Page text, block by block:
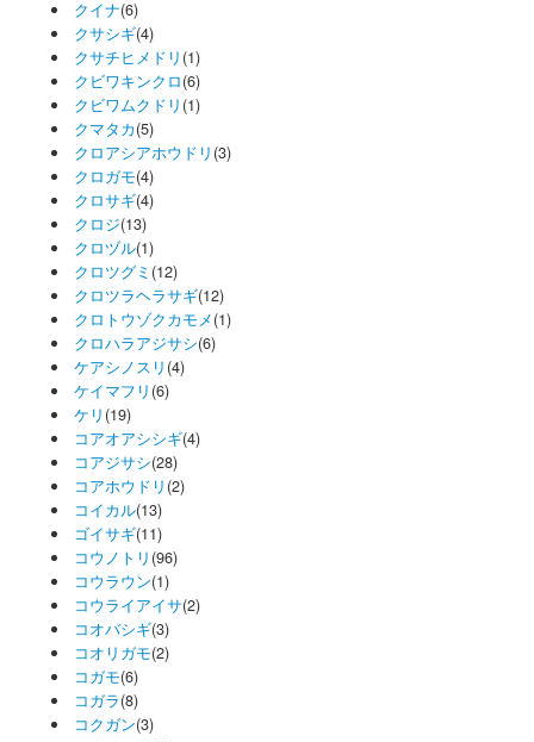
クイナ(6)
クサシギ(4)
クサチヒメドリ (1)
クビワキンクロ(6)
クビワムクドリ (1)
クマタカ(5)
クロアシアホウドリ (3)
クロガモ(4)
クロサギ(4)
クロジ(13)
クロヅル(1)
クロツグミ (12)
クロツラヘラサギ(12)
クロトウゾクカモメ(1)
クロハラアジサシ(6)
ケアシノスリ (4)
ケイマフリ (6)
ケリ (19)
コアオアシシギ(4)
コアジサシ(28)
コアホウドリ (2)
コイカル(13)
ゴイサギ(11)
コウノトリ (96)
コウラウン(1)
コウライアイサ(2)
コオバシギ(3)
コオリガモ(2)
コガモ(6)
コガラ(8)
コクガン(3)